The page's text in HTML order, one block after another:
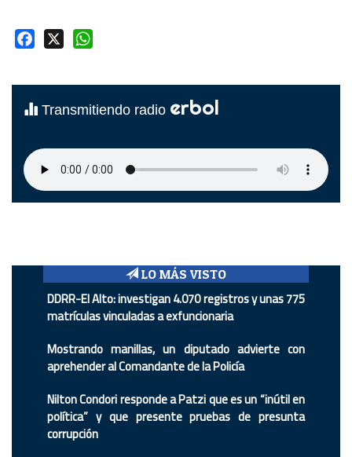
Facebook
Transmitiendo radio erbol
LO MÁS VISTO
DDRR-El Alto: investigan 4.070 registros y unas 775
matrículas vinculadas a exfuncionaria
Mostrando manillas, un diputado advierte con
aprehender al Comandante de la Policía
Nilton Condori responde a Patzi que es un “inútil en
política” y que presente pruebas de presunta
corrupción